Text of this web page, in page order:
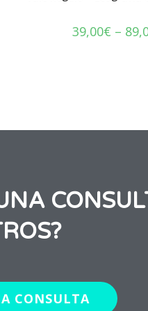
39,00€ –
CONSULTA